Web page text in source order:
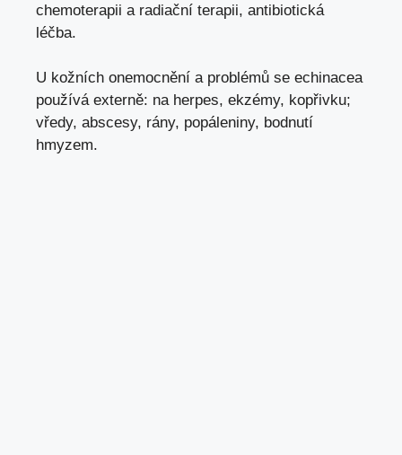
chemoterapii a radiační terapii, antibiotická
léčba.
U kožních onemocnění a problémů se echinacea
používá externě: na herpes, ekzémy, kopřivku;
vředy, abscesy, rány, popáleniny, bodnutí
hmyzem.